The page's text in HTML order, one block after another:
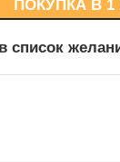
ПОКУПКА В 1
список